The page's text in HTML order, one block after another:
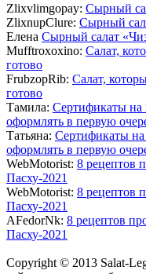
Zlixvlimgopay: Сырный
ZlixnupClure: Сырный
Елена Сырный салат
Mufftroxoxino: Салат,
готово
FrubzopRib: Салат,
готово
Тамила: Сертификаты на
оформлять в первую
Татьяна: Сертификаты
оформлять в первую
WebMotorist: 8 рецептов
Пасху-2021
WebMotorist: 8 рецептов
Пасху-2021
AFedorNk: 8 рецептов
Пасху-2021
Copyright © 2013 Salat-